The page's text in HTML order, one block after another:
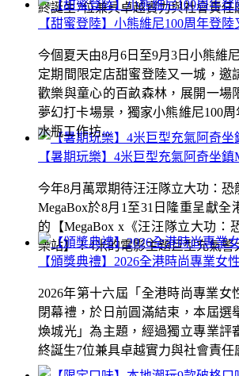
終誕生7位兼具卓越實力與社會責任
【暑期玩樂】4米巨型充氣阿奇坐鎮
今年8月萬眾期待汪汪隊立大功：恐
MegaBox於8月1至31日隆重呈獻全
的【MegaBox x《汪汪隊立大功：
樂站】！4米的電影主題巨型充氣警
【甜蜜登陸】小熊維尼100周年登陸
今個夏天由8月6日至9月3日小熊維
定期間限定店甜蜜登陸又一城，邀
歡樂與童心的百畝森林，展開一場
夢幻打卡場景，獨家小熊維尼100
水瓶工作坊...
【頒獎典禮】2026全港時尚專業女
2026年第十六屆「全港時尚專業女
閉幕禮，於日前圓滿結束，本屆選
煥城光」為主題，經過獨立專業評
終誕生7位兼具卓越實力與社會責任